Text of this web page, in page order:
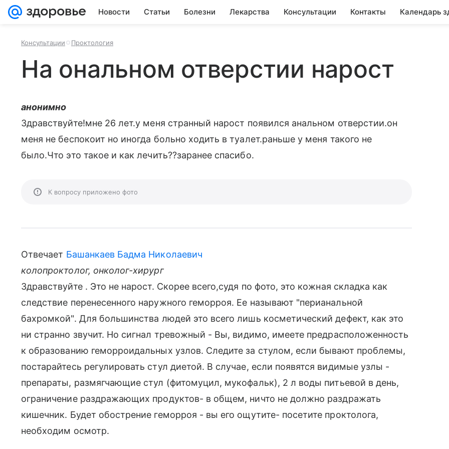
Новости Статьи Болезни Лекарства Консультации Контакты Календарь
Консультации Проктология
На ональном отверстии нарост
анонимно
Здравствуйте!мне 26 лет.у меня странный нарост появился анальном отверстии.он
меня не беспокоит но иногда больно ходить в туалет.раньше у меня такого не
было.Что это такое и как лечить??заранее спасибо.
К вопросу приложено фото
Отвечает Башанкаев Бадма Николаевич
колопроктолог, онколог-хирург
Здравствуйте . Это не нарост. Скорее всего,судя по фото, это кожная складка как
следствие перенесенного наружного геморроя. Ее называют "перианальной
бахромкой". Для большинства людей это всего лишь косметический дефект, как это
ни странно звучит. Но сигнал тревожный - Вы, видимо, имеете предрасположенность
к образованию геморроидальных узлов. Следите за стулом, если бывают проблемы,
постарайтесь регулировать стул диетой. В случае, если появятся видимые узлы -
препараты, размягчающие стул (фитомуцил, мукофальк), 2 л воды питьевой в день,
ограничение раздражающих продуктов- в общем, ничто не должно раздражать
кишечник. Будет обострение геморроя - вы его ощутите- посетите проктолога,
необходим осмотр.